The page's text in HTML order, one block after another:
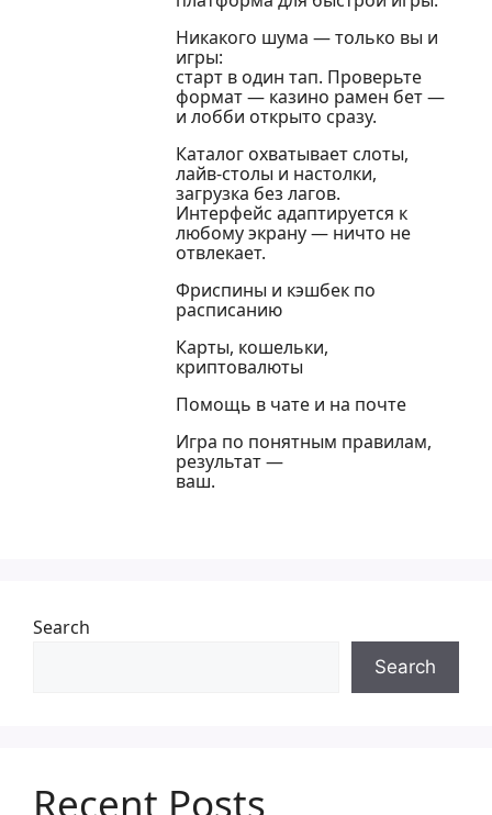
Никакого шума — только вы и
игры:
старт в один тап. Проверьте
формат — казино рамен бет —
и лобби открыто сразу.
Каталог охватывает слоты,
лайв-столы и настолки,
загрузка без лагов.
Интерфейс адаптируется к
любому экрану — ничто не
отвлекает.
Фриспины и кэшбек по
расписанию
Карты, кошельки,
криптовалюты
Помощь в чате и на почте
Игра по понятным правилам,
результат —
ваш.
Search
Search
Recent Posts